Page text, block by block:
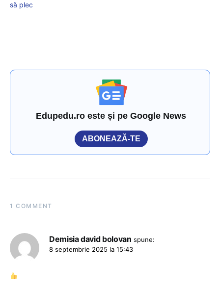
să plec
Edupedu.ro este și pe Google News
ABONEAZĂ-TE
1 COMMENT
Demisia david bolovan spune:
8 septembrie 2025 la 15:43